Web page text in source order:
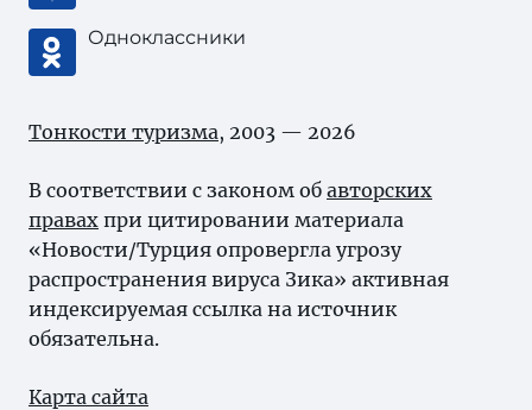
Одноклассники
Тонкости туризма, 2003 — 2026
В соответствии с законом об авторских
правах при цитировании материала
«Новости/Турция опровергла угрозу
распространения вируса Зика» активная
индексируемая ссылка на источник
обязательна.
Карта сайта